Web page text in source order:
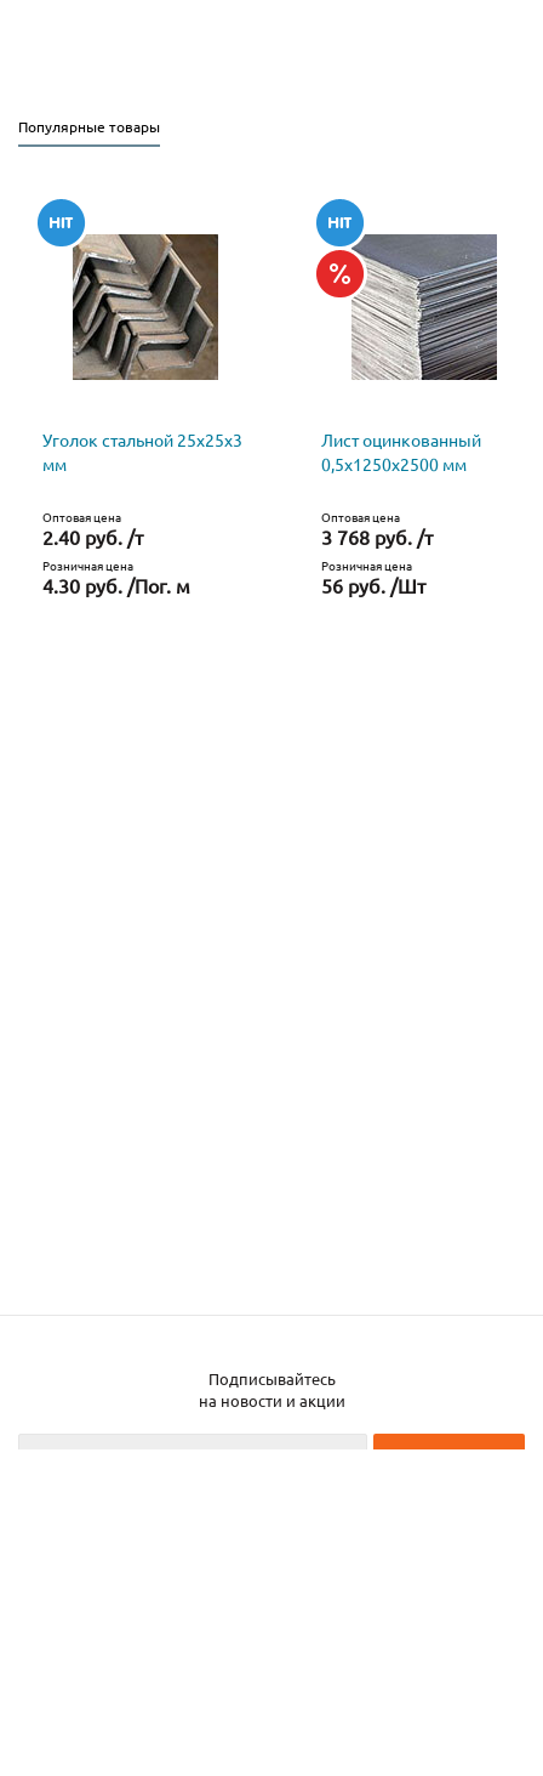
Популярные товары
Уголок стальной 25х25х3
мм
Оптовая цена
2.40 руб. /т
Розничная цена
4.30 руб. /Пог. м
Лист оцинкованный
0,5х1250х2500 мм
Оптовая цена
3 768 руб. /т
Розничная цена
56 руб. /Шт
Подписывайтесь
на новости и акции